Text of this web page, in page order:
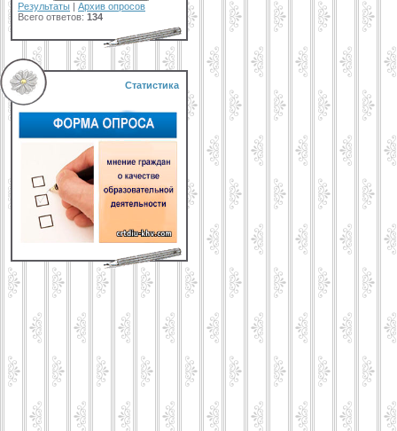
Результаты | Архив опросов
Всего ответов: 134
Статистика